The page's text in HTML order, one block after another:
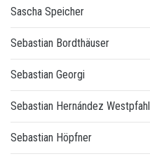
Sascha Speicher
Sebastian Bordthäuser
Sebastian Georgi
Sebastian Hernández Westpfahl
Sebastian Höpfner